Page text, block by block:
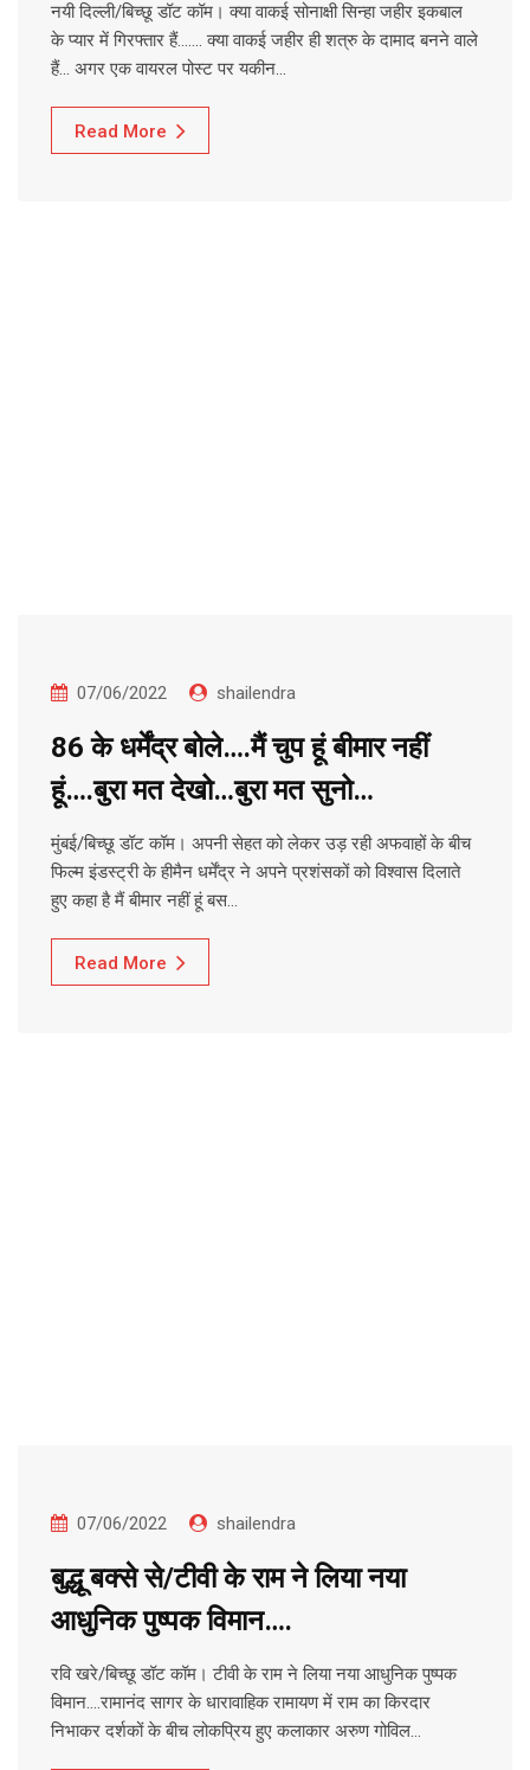
नयी दिल्ली/बिच्छू डॉट कॉम। क्या वाकई सोनाक्षी सिन्हा जहीर इकबाल
के प्यार में गिरफ्तार हैं……. क्या वाकई जहीर ही शत्रु के दामाद बनने वाले
हैं… अगर एक वायरल पोस्ट पर यकीन…
Read More
07/06/2022 shailendra
86 के धर्मेंद्र बोले….मैं चुप हूं बीमार नहीं
हूं….बुरा मत देखो…बुरा मत सुनो…
मुंबई/बिच्छू डॉट कॉम। अपनी सेहत को लेकर उड़ रही अफवाहों के बीच
फिल्म इंडस्ट्री के हीमैन धर्मेंद्र ने अपने प्रशंसकों को विश्वास दिलाते
हुए कहा है मैं बीमार नहीं हूं बस…
Read More
07/06/2022 shailendra
बुद्धू बक्से से/टीवी के राम ने लिया नया
आधुनिक पुष्पक विमान….
रवि खरे/बिच्छू डॉट कॉम। टीवी के राम ने लिया नया आधुनिक पुष्पक
विमान….रामानंद सागर के धारावाहिक रामायण में राम का किरदार
निभाकर दर्शकों के बीच लोकप्रिय हुए कलाकार अरुण गोविल…